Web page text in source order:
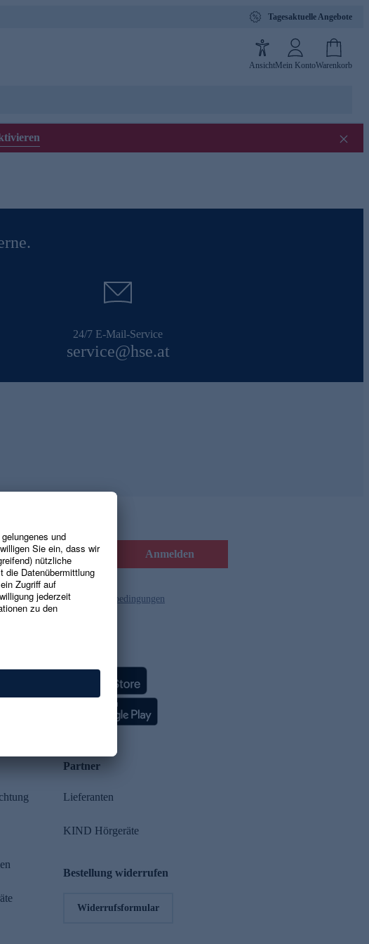
Tagesaktuelle Angebote
AnsichtMein KontoWarenkorb
24/7 E-Mail-Service
service@hse.at
Anmelden
und die Gutscheinbedingungen
Partner
Lieferanten
KIND Hörgeräte
Bestellung widerrufen
Widerrufsformular